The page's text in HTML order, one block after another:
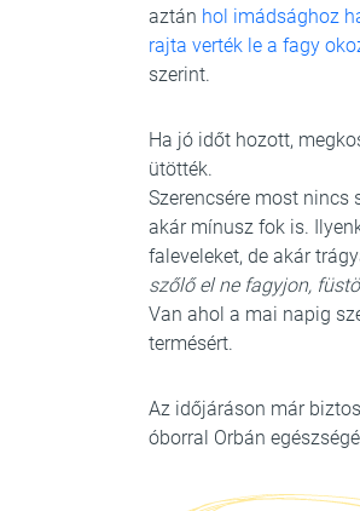
aztán hol imádsághoz
rajta verték le a fagy
szerint.
Ha jó időt hozott,
ütötték.
Szerencsére most
akár mínusz fok is.
faleveleket, de akár
szőlő el ne fagyjon,
Van ahol a mai napig
termésért.
Az időjáráson már
óborral Orbán